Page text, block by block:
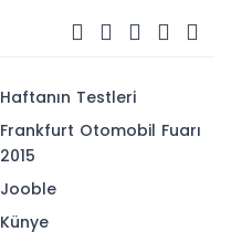
Haftanın Testleri
Frankfurt Otomobil Fuarı
2015
Jooble
Künye